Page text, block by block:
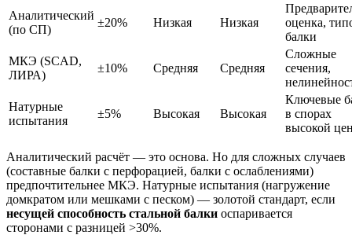
Аналитический
(по СП)
±20% Низкая Низкая
оценка,
балки
МКЭ (SCAD,
ЛИРА)
±10% Средняя Средняя
Сложные
сечения,
Натурные
испытания
±5% Высокая Высокая
Ключевые
в спорах
высокой
Аналитический расчёт — это основа. Но для сложных случаев
(составные балки с перфорацией, балки с ослаблениями)
предпочтительнее МКЭ. Натурные испытания (нагружение
домкратом или мешками с песком) — золотой стандарт, если
несущей способность стальной балки оспаривается
сторонами с разницей >30%.